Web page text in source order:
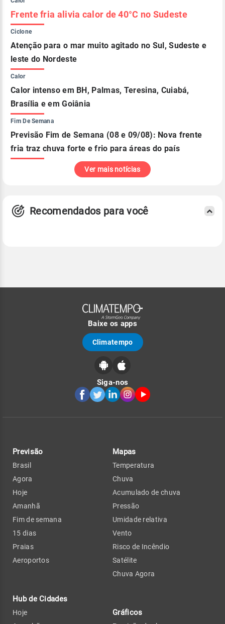
Frente fria alivia calor de 40°C no Sudeste
Ciclone
Atenção para o mar muito agitado no Sul, Sudeste e
leste do Nordeste
Calor
Calor intenso em BH, Palmas, Teresina, Cuiabá,
Brasília e em Goiânia
Fim De Semana
Previsão Fim de Semana (08 e 09/08): Nova frente
fria traz chuva forte e frio para áreas do país
Ver mais notícias
Recomendados para você
Baixe os apps
Climatempo
Siga-nos
Previsão
Brasil
Agora
Hoje
Amanhã
Fim de semana
15 dias
Praias
Aeroportos
Hub de Cidades
Hoje
Mapas
Temperatura
Chuva
Acumulado de chuva
Pressão
Umidade relativa
Vento
Risco de Incêndio
Satélite
Chuva Agora
Gráficos